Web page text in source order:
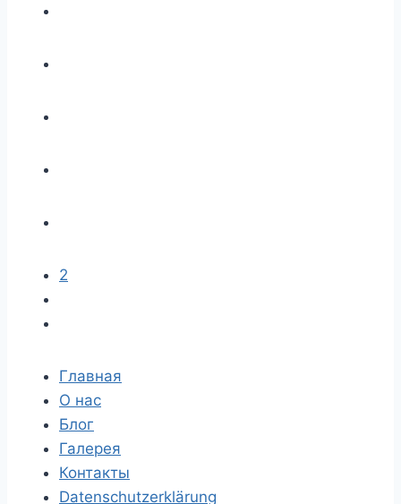
2
Главная
О нас
Блог
Галерея
Контакты
Datenschutzerklärung